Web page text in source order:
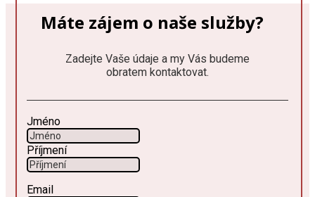
Máte zájem o naše služby?
Zadejte Vaše údaje a my Vás budeme
obratem kontaktovat.
Jméno
Příjmení
Email